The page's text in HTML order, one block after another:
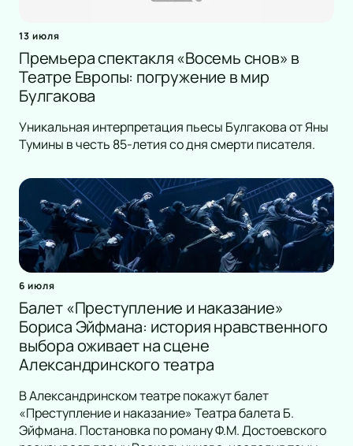
13 июля
Премьера спектакля «Восемь снов» в
Театре Европы: погружение в мир
Булгакова
Уникальная интерпретация пьесы Булгакова от Яны
Тумины в честь 85-летия со дня смерти писателя.
6 июля
Балет «Преступление и наказание»
Бориса Эйфмана: история нравственного
выбора оживает на сцене
Александринского театра
В Александринском театре покажут балет
«Преступление и наказание» Театра балета Б.
Эйфмана. Постановка по роману Ф.М. Достоевского